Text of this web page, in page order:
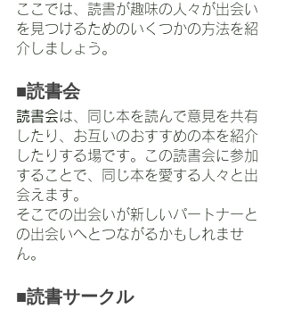
ここでは、読書が趣味の人々が出会い
を見つけるためのいくつかの方法を紹
介しましょう。
■読書会
読書会は、同じ本を読んで意見を共有
したり、お互いのおすすめの本を紹介
したりする場です。この読書会に参加
することで、同じ本を愛する人々と出
会えます。
そこでの出会いが新しいパートナーと
の出会いへとつながるかもしれませ
ん。
■読書サークル